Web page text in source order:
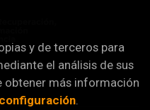
y de terceros para
el análisis de sus
obtener más información
configuración.